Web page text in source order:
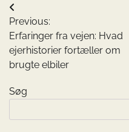
Previous:
Erfaringer fra vejen: Hvad
ejerhistorier fortæller om
brugte elbiler
Søg